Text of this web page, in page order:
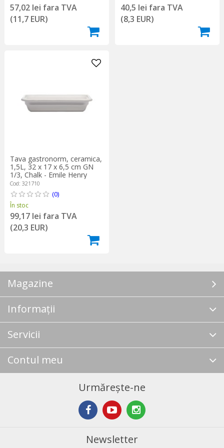
57,02 lei fara TVA
(11,7 EUR)
40,5 lei fara TVA
(8,3 EUR)
Tava gastronorm, ceramica,
1,5L, 32 x 17 x 6,5 cm GN
1/3, Chalk - Emile Henry
Cod: 321710
(0)
În stoc
99,17 lei fara TVA
(20,3 EUR)
Magazine
Informații
Servicii
Contul meu
Urmărește-ne
Newsletter